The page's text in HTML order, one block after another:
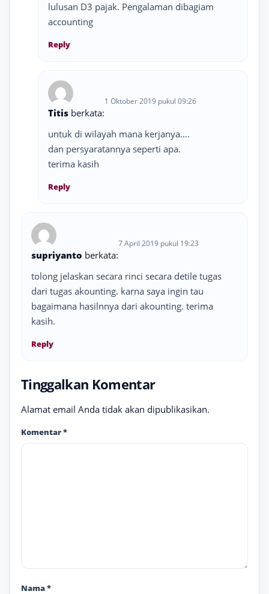
lulusan D3 pajak. Pengalaman dibagiam
accounting
Reply
Titis berkata:
1 Oktober 2019 pukul 09:26
untuk di wilayah mana kerjanya….
dan persyaratannya seperti apa.
terima kasih
Reply
supriyanto berkata:
7 April 2019 pukul 19:23
tolong jelaskan secara rinci secara detile tugas
dari tugas akounting. karna saya ingin tau
bagaimana hasilnnya dari akounting. terima
kasih.
Reply
Tinggalkan Komentar
Alamat email Anda tidak akan dipublikasikan.
Komentar*
Nama*